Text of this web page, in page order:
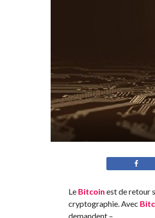
Le Bitcoin est de retour
cryptographie. Avec
demandent –